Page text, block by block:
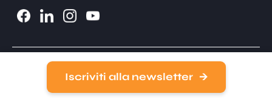
Iscriviti alla newsletter
© Copyright 2026 Roberto Serra © - Tutti i